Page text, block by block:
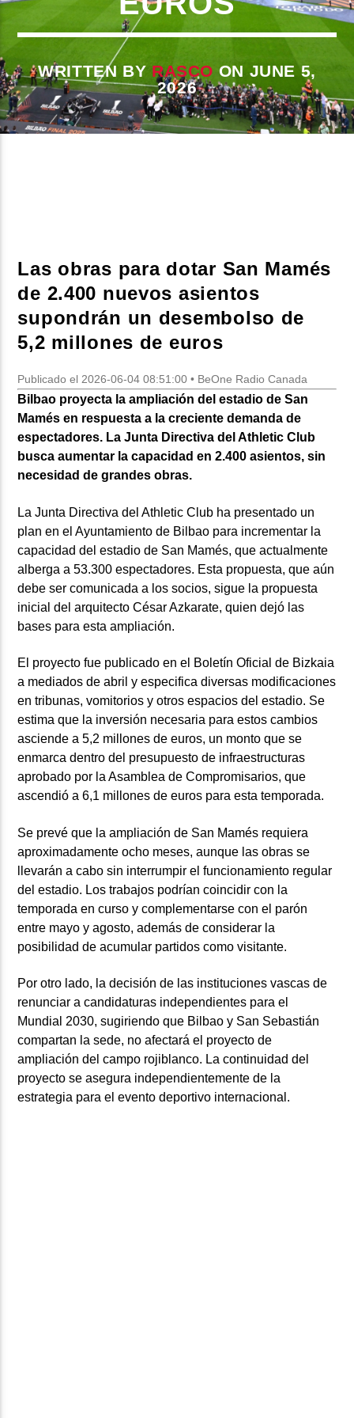
CURRENT SHOW
BEATS URBANOS
11:00 AM 1:00 PM
WRITTEN BY RASCO ON JUNE 5,
2026
Las obras para dotar San Mamés
de 2.400 nuevos asientos
supondrán un desembolso de
5,2 millones de euros
Publicado el 2026-06-04 08:51:00 • BeOne Radio Canada
Bilbao proyecta la ampliación del estadio de San
Mamés en respuesta a la creciente demanda de
espectadores. La Junta Directiva del Athletic Club
busca aumentar la capacidad en 2.400 asientos, sin
necesidad de grandes obras.
La Junta Directiva del Athletic Club ha presentado un
plan en el Ayuntamiento de Bilbao para incrementar la
capacidad del estadio de San Mamés, que actualmente
alberga a 53.300 espectadores. Esta propuesta, que aún
debe ser comunicada a los socios, sigue la propuesta
inicial del arquitecto César Azkarate, quien dejó las
bases para esta ampliación.
El proyecto fue publicado en el Boletín Oficial de Bizkaia
a mediados de abril y especifica diversas modificaciones
en tribunas, vomitorios y otros espacios del estadio. Se
estima que la inversión necesaria para estos cambios
asciende a 5,2 millones de euros, un monto que se
enmarca dentro del presupuesto de infraestructuras
aprobado por la Asamblea de Compromisarios, que
ascendió a 6,1 millones de euros para esta temporada.
Se prevé que la ampliación de San Mamés requiera
aproximadamente ocho meses, aunque las obras se
llevarán a cabo sin interrumpir el funcionamiento regular
del estadio. Los trabajos podrían coincidir con la
temporada en curso y complementarse con el parón
entre mayo y agosto, además de considerar la
posibilidad de acumular partidos como visitante.
Por otro lado, la decisión de las instituciones vascas de
renunciar a candidaturas independientes para el
Mundial 2030, sugiriendo que Bilbao y San Sebastián
compartan la sede, no afectará el proyecto de
ampliación del campo rojiblanco. La continuidad del
proyecto se asegura independientemente de la
estrategia para el evento deportivo internacional.